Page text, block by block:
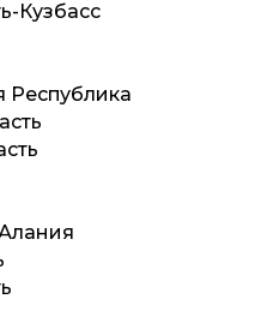
Кузбасс
Республика